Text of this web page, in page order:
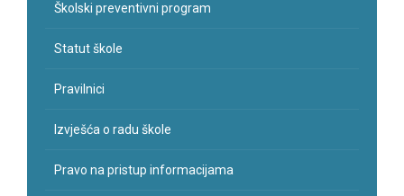
Školski preventivni program
Statut škole
Pravilnici
Izvješća o radu škole
Pravo na pristup informacijama